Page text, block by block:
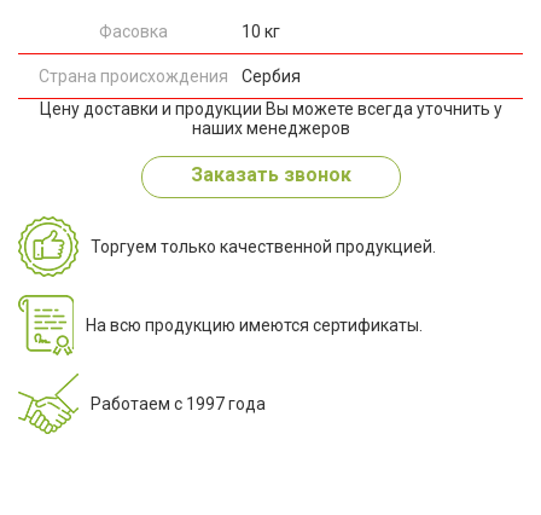
Фасовка 10 кг
Страна происхождения
Сербия
Цену доставки и продукции Вы можете всегда уточнить у
наших менеджеров
Заказать звонок
Торгуем только качественной продукцией.
На всю продукцию имеются сертификаты.
Работаем с 1997 года